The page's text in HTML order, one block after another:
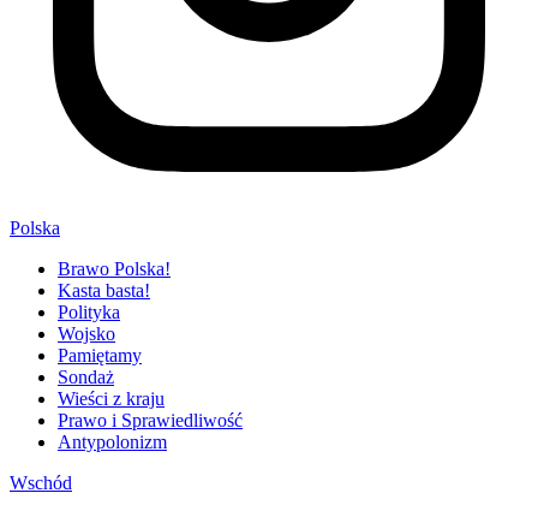
Polska
Brawo Polska!
Kasta basta!
Polityka
Wojsko
Pamiętamy
Sondaż
Wieści z kraju
Prawo i Sprawiedliwość
Antypolonizm
Wschód